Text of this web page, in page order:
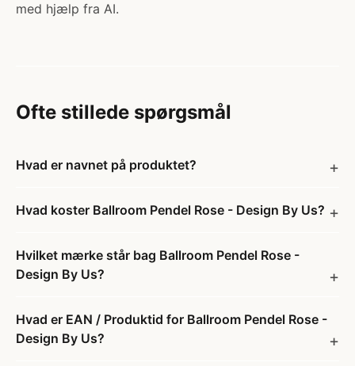
med hjælp fra AI.
Ofte stillede spørgsmål
Hvad er navnet på produktet?
Hvad koster Ballroom Pendel Rose - Design By Us?
Hvilket mærke står bag Ballroom Pendel Rose -
Design By Us?
Hvad er EAN / Produktid for Ballroom Pendel Rose -
Design By Us?